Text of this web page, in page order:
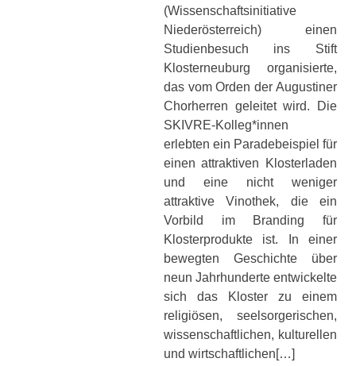
(Wissenschaftsinitiative
Niederösterreich) einen
Studienbesuch ins Stift
Klosterneuburg organisierte,
das vom Orden der Augustiner
Chorherren geleitet wird. Die
SKIVRE-Kolleg*innen
erlebten ein Paradebeispiel für
einen attraktiven Klosterladen
und eine nicht weniger
attraktive Vinothek, die ein
Vorbild im Branding für
Klosterprodukte ist. In einer
bewegten Geschichte über
neun Jahrhunderte entwickelte
sich das Kloster zu einem
religiösen, seelsorgerischen,
wissenschaftlichen, kulturellen
und wirtschaftlichen[…]